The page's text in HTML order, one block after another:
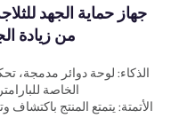
من زيادة
الذكاء: لوحة دوائر مدمجة،
الخاصة
الأتمتة: يتمتع المنتج باكتشاف